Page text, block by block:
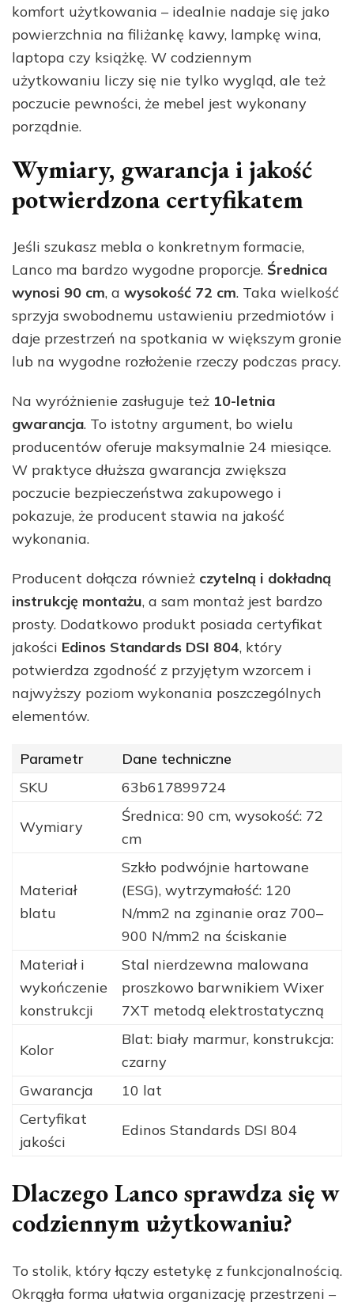
komfort użytkowania – idealnie nadaje się jako
powierzchnia na filiżankę kawy, lampkę wina,
laptopa czy książkę. W codziennym
użytkowaniu liczy się nie tylko wygląd, ale też
poczucie pewności, że mebel jest wykonany
porządnie.
Wymiary, gwarancja i jakość
potwierdzona certyfikatem
Jeśli szukasz mebla o konkretnym formacie,
Lanco ma bardzo wygodne proporcje. Średnica
wynosi 90 cm, a wysokość 72 cm. Taka wielkość
sprzyja swobodnemu ustawieniu przedmiotów i
daje przestrzeń na spotkania w większym gronie
lub na wygodne rozłożenie rzeczy podczas pracy.
Na wyróżnienie zasługuje też 10-letnia
gwarancja. To istotny argument, bo wielu
producentów oferuje maksymalnie 24 miesiące.
W praktyce dłuższa gwarancja zwiększa
poczucie bezpieczeństwa zakupowego i
pokazuje, że producent stawia na jakość
wykonania.
Producent dołącza również czytelną i dokładną
instrukcję montażu, a sam montaż jest bardzo
prosty. Dodatkowo produkt posiada certyfikat
jakości Edinos Standards DSI 804, który
potwierdza zgodność z przyjętym wzorcem i
najwyższy poziom wykonania poszczególnych
elementów.
Parametr
Dane techniczne
SKU
63b617899724
Wymiary
Średnica: 90 cm, wysokość: 72
cm
Materiał
blatu
Szkło podwójnie hartowane
(ESG), wytrzymałość: 120
N/mm2 na zginanie oraz 700–
900 N/mm2 na ściskanie
Materiał i
wykończenie
konstrukcji
Stal nierdzewna malowana
proszkowo barwnikiem Wixer
7XT metodą elektrostatyczną
Kolor
Blat: biały marmur, konstrukcja:
czarny
Gwarancja
10 lat
Certyfikat
jakości
Edinos Standards DSI 804
Dlaczego Lanco sprawdza się w
codziennym użytkowaniu?
To stolik, który łączy estetykę z funkcjonalnością.
Okrągła forma ułatwia organizację przestrzeni –